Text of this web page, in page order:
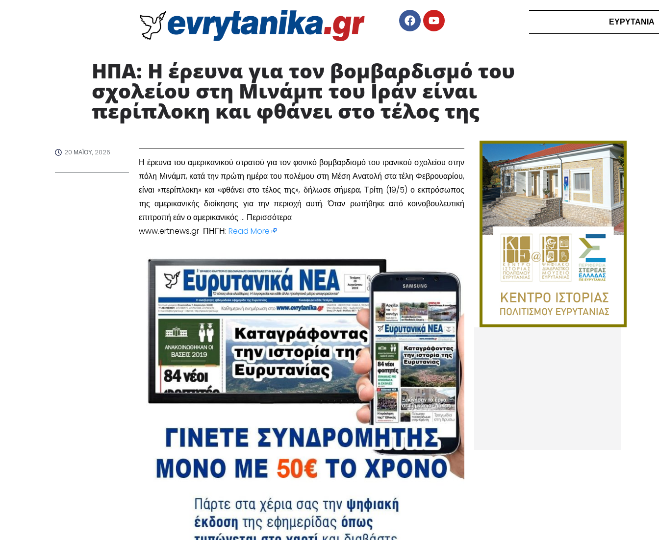
ΕΥΡΥΤΑΝΙΑ
ΗΠΑ: Η έρευνα για τον βομβαρδισμό του
σχολείου στη Μινάμπ του Ιράν είναι
περίπλοκη και φθάνει στο τέλος της ​
20 ΜΑΪ́ΟΥ, 2026
​Η έρευνα του αμερικανικού στρατού για τον φονικό βομβαρδισμό του ιρανικού σχολείου στην
πόλη Μινάμπ, κατά την πρώτη ημέρα του πολέμου στη Μέση Ανατολή στα τέλη Φεβρουαρίου,
είναι «περίπλοκη» και «φθάνει στο τέλος της», δήλωσε σήμερα, Τρίτη (19/5) ο εκπρόσωπος
της αμερικανικής διοίκησης για την περιοχή αυτή. Όταν ρωτήθηκε από κοινοβουλευτική
επιτροπή εάν ο αμερικανικός … Περισσότερα
www.ertnews.gr ΠΗΓΗ: Read More